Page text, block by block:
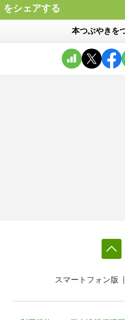
をシェアする
本つぶやきを
スマートフォン版